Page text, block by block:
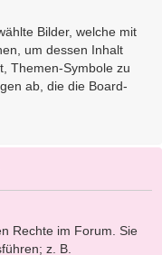
Bilder, welche mit
um dessen Inhalt
Themen-Symbole zu
ab, die die Board-
Rechte im Forum. Sie
z. B.